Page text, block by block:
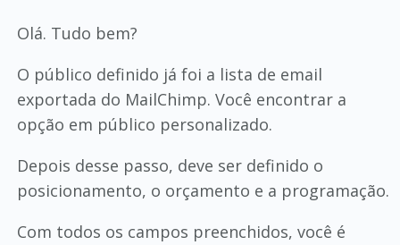
Olá. Tudo bem?
O público definido já foi a lista de email
exportada do MailChimp. Você encontrar a
opção em público personalizado.
Depois desse passo, deve ser definido o
posicionamento, o orçamento e a programação.
Com todos os campos preenchidos, você é